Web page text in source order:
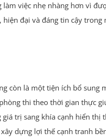
việc nhẹ nhàng hơn vì
đại và đáng tin cậy
còn là một tiện ích bổ sung
thi theo thời gian thực
trị sang khía cạnh hiển thị
dựng lợi thế cạnh tranh